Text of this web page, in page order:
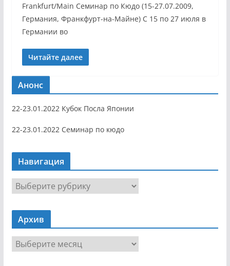
Frankfurt/Main Семинар по Кюдо (15-27.07.2009,
Германия, Франкфурт-на-Майне) С 15 по 27 июля в
Германии во
Читайте далее
Анонс
22-23.01.2022 Кубок Посла Японии
22-23.01.2022 Семинар по кюдо
Навигация
Н
а
в
г
Архив
р